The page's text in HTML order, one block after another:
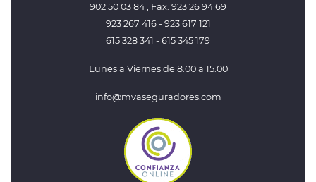
902 50 03 84 ; Fax: 923 26 94 69
923 267 416 - 923 617 121
615 328 341 - 615 345 179
Lunes a Viernes de 8:00 a 15:00
info@mvaseguradores.com